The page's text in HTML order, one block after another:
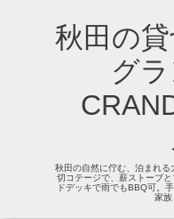
秋田の貸
グ
秋田の自然に佇む、泊まれ
切コテージで、薪ストーブ
ドデッキで雨でもBBQ可。
家族